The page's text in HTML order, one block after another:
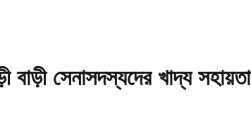
বাড়ী সেনাসদস্যদের খাদ্য সহায়তা